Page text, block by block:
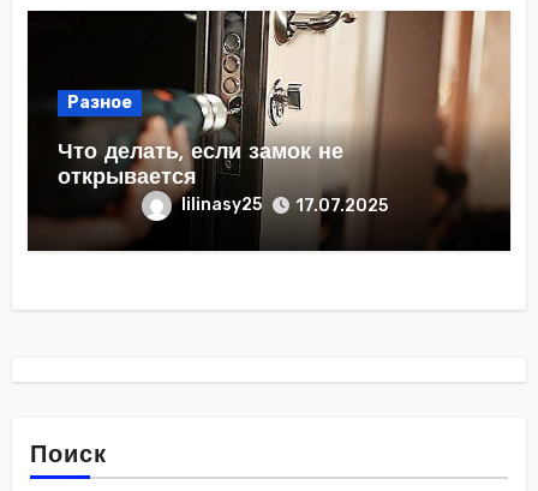
Разное
Что делать, если замок не
открывается
lilinasy25 17.07.2025
Поиск